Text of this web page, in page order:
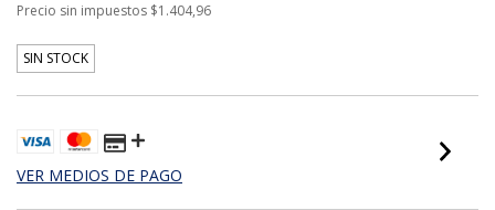
Precio sin impuestos $1.404,96
SIN STOCK
VER MEDIOS DE PAGO